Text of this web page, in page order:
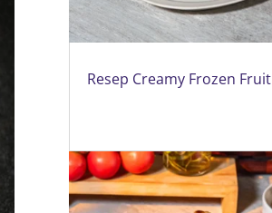
Resep Creamy Frozen Fruit